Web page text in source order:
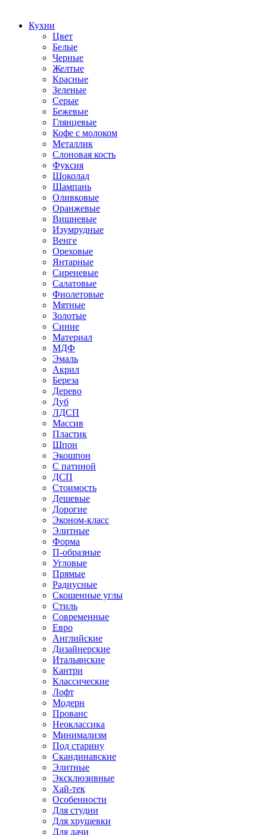
Кухни
Цвет
Белые
Черные
Желтые
Красные
Зеленые
Серые
Бежевые
Глянцевые
Кофе с молоком
Металлик
Слоновая кость
Фуксия
Шоколад
Шампань
Оливковые
Оранжевые
Вишневые
Изумрудные
Венге
Ореховые
Янтарные
Сиреневые
Салатовые
Фиолетовые
Мятные
Золотые
Синие
Материал
МДФ
Эмаль
Акрил
Береза
Дерево
Дуб
ЛДСП
Массив
Пластик
Шпон
Экошпон
С патиной
ДСП
Стоимость
Дешевые
Дорогие
Эконом-класс
Элитные
Форма
П-образные
Угловые
Прямые
Радиусные
Скошенные углы
Стиль
Современные
Евро
Английские
Дизайнерские
Итальянские
Кантри
Классические
Лофт
Модерн
Прованс
Неоклассика
Минимализм
Под старину
Скандинавские
Элитные
Эксклюзивные
Хай-тек
Особенности
Для студии
Для хрущевки
Для дачи